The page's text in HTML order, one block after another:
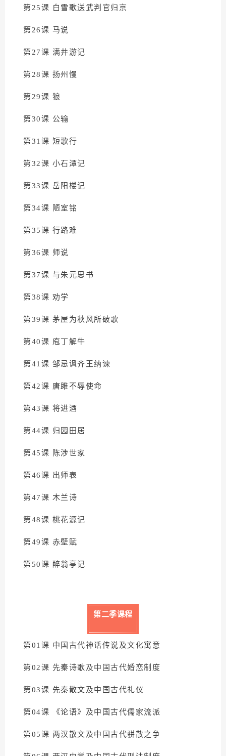
第25课 白雪歌送武判官归京
第26课 马说
第27课 满井游记
第28课 扬州慢
第29课 狼
第30课 公输
第31课 短歌行
第32课 小石潭记
第33课 岳阳楼记
第34课 陋室铭
第35课 行路难
第36课 师说
第37课 与朱元思书
第38课 劝学
第39课 茅屋为秋风所破歌
第40课 庖丁解牛
第41课 邹忌讽齐王纳谏
第42课 唐雎不辱使命
第43课 将进酒
第44课 归园田居
第45课 陈涉世家
第46课 出师表
第47课 木兰诗
第48课 桃花源记
第49课 赤壁赋
第50课 醉翁亭记
第二季课程
第01课 中国古代神话传说及文化寓意
第02课 先秦诗歌及中国古代婚恋制度
第03课 先秦散文及中国古代礼仪
第04课 《论语》及中国古代儒家流派
第05课 两汉散文及中国古代骈散之争